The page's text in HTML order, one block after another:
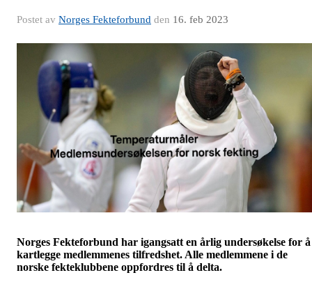
Postet av Norges Fekteforbund den 16. feb 2023
Norges Fekteforbund har igangsatt en årlig undersøkelse for å
kartlegge medlemmenes tilfredshet. Alle medlemmene i de
norske fekteklubbene oppfordres til å delta.